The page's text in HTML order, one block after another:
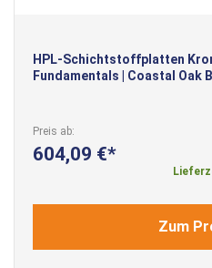
HPL-Schichtstoffplatten
Fundamentals | Coastal Oak
Preis ab
604,09 €
Zum